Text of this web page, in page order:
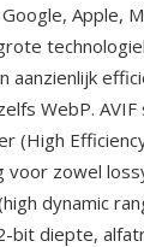
Apple,
aanzienlijk
WebP.
(High
voor zowel
dynamic
bit diepte,